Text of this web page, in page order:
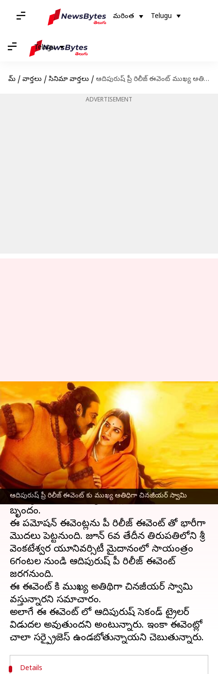
మరింత Telugu
Telugu
హోమ్ / వార్తలు / సినిమా వార్తలు / ఆదిపురుష్ ప్రీ రిలీజ్ ఈవెంట్ ముఖ్య అతిథిగా ఎవరు వస్తున్నారంటే?
ADVERTISEMENT
ఆదిపురుష్ ప్రీ రిలీజ్ ఈవెంట్ కు ముఖ్య అతిధిగా చినజీయర్ స్వామి
ఆదిపురుష్ ప్రీ రిలీజ్ ఈవెంట్ ముఖ్య
అతిథిగా ఎవరు వస్తున్నారంటే?
వ్రాసిన వారు Sriram Pranateja Jun 05, 2023 11:52 am
ఈ వార్తాకథనం ఏంటి
ప్రభాస్, క్రితి సనన్ జంటగా నటిస్తున్న ఆదిపురుష్
చిత్రం, జూన్ 16వ తేదీన థియేటర్లలోకి రానుంది. ఈ
నేపథ్యంలో ప్రచార కార్యక్రమాల్లో వేగం పెంచింది చిత్ర
బృందం.
ఈ ప్రమోషన్ ఈవెంట్లను ప్రీ రిలీజ్ ఈవెంట్ తో భారీగా
మొదలు పెట్టనుంది. జూన్ 6వ తేదీన తిరుపతిలోని శ్రీ
వెంకటేశ్వర యూనివర్సిటీ మైదానంలో సాయంత్రం
6గంటల నుండి ఆదిపురుష్ ప్రీ రిలీజ్ ఈవెంట్
జరగనుంది.
ఈ ఈవెంట్ కి ముఖ్య అతిథిగా చినజీయర్ స్వామి
వస్తున్నారని సమాచారం.
అలాగే ఈ ఈవెంట్ లో ఆదిపురుష్ సెకండ్ ట్రైలర్
విడుదల అవుతుందని అంటున్నారు. ఇంకా ఈవెంట్లో
Details